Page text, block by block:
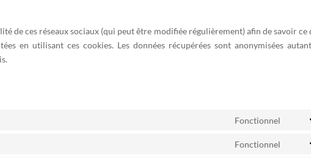
de ces réseaux sociaux (qui peut être modifiée régulièrement) afin de savoir ce
en utilisant ces cookies. Les données récupérées sont anonymisées
Fonctionnel
Fonctionnel